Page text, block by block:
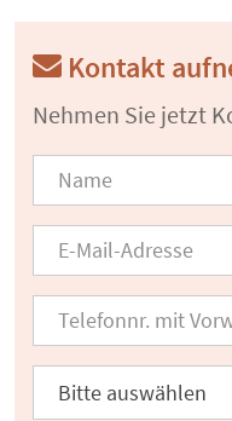
Kontakt
Nehmen Sie jetzt